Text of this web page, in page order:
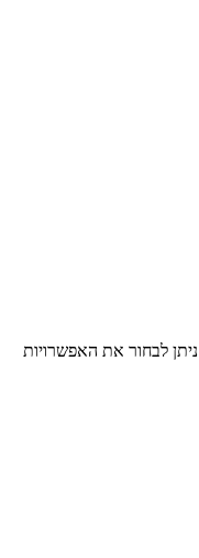
לבחור את האפשרויות